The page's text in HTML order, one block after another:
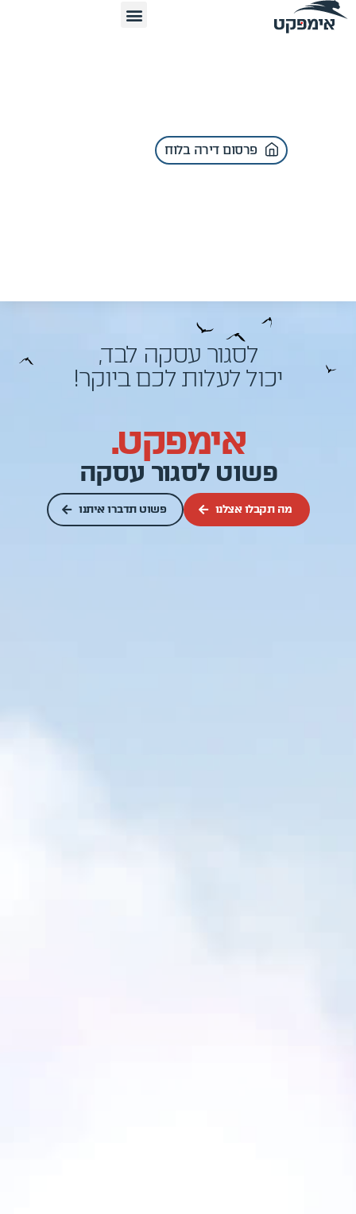
פרסום דירה בלוח
לסגור עסקה לבד,
יכול לעלות לכם ביוקר!
אימפקט.
פשוט לסגור עסקה
מה תקבלו אצלנו פשוט תדברו איתנו